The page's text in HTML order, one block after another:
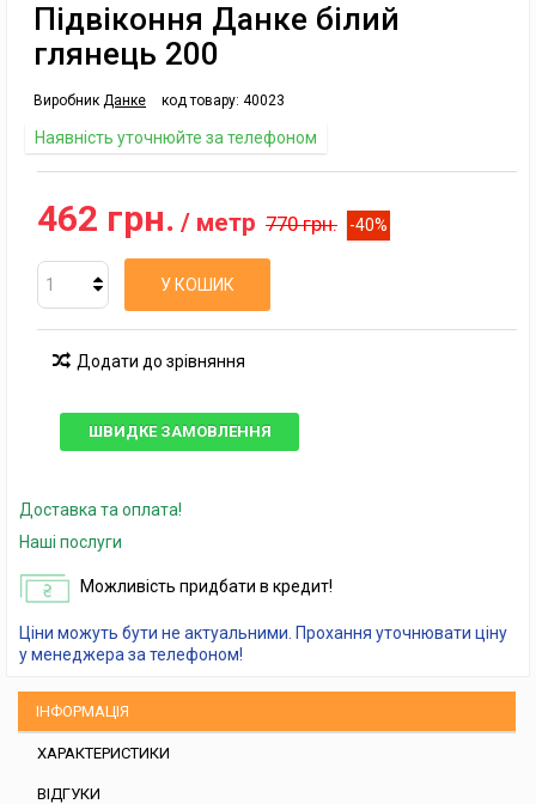
Підвіконня Данке білий
глянець 200
Виробник Данке код товару: 40023
Наявність уточнюйте за телефоном
462 грн. / метр 770 грн. -40%
У КОШИК
Додати до зрівняння
ШВИДКЕ ЗАМОВЛЕННЯ
Доставка та оплата!
Наші послуги
Можливість придбати в кредит!
Ціни можуть бути не актуальними. Прохання уточнювати ціну
у менеджера за телефоном!
ІНФОРМАЦІЯ
ХАРАКТЕРИСТИКИ
ВІДГУКИ